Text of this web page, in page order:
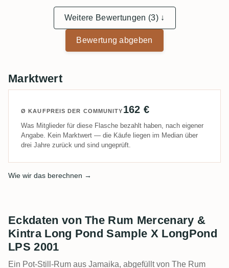
slightly peppery as well. F: Again, nice with citrus, not
too long though. B: Yes! It´s quite amazing how
continental and tropical aging can differ in the case of
Long Pond. If I would taste this rum blind together with
Weitere Bewertungen (3) ↓
Bewertung abgeben
Marktwert
Ø KAUFPREIS DER COMMUNITY 162 €
Was Mitglieder für diese Flasche bezahlt haben, nach eigener
Angabe. Kein Marktwert — die Käufe liegen im Median über
drei Jahre zurück und sind ungeprüft.
Wie wir das berechnen →
Eckdaten von The Rum Mercenary &
Kintra Long Pond Sample X LongPond
LPS 2001
Ein Pot-Still-Rum aus Jamaika, abgefüllt von The Rum